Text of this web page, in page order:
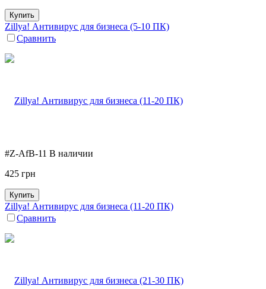
Купить
Zillya! Антивирус для бизнеса (5-10 ПК)
Сравнить
#Z-AfB-11 В наличии
425 грн
Купить
Zillya! Антивирус для бизнеса (11-20 ПК)
Сравнить